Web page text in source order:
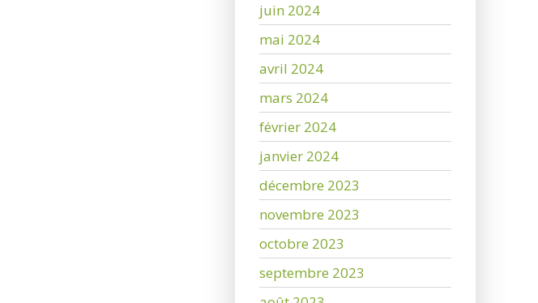
juin 2024
mai 2024
avril 2024
mars 2024
février 2024
janvier 2024
décembre 2023
novembre 2023
octobre 2023
septembre 2023